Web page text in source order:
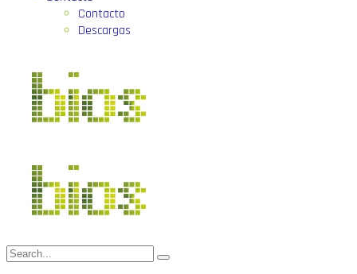
Contacto
Descargas